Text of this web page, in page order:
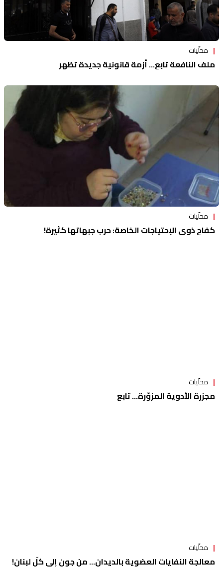
محلّيات
ملف النافعة تابع... أزمة قانونية جديدة تظهر
محلّيات
كفاح ذوي الإحتياجات الخاصة: حرب جبهاتها كثيرة!
محلّيات
مجزرة الأدوية المزوّرة... تابع
محلّيات
معالجة النفايات العضوية بالديدان... من جون إلى كلّ لبنان!